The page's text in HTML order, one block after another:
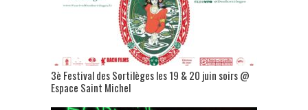
3è Festival des Sortilèges les 19 & 20 juin soirs @
Espace Saint Michel